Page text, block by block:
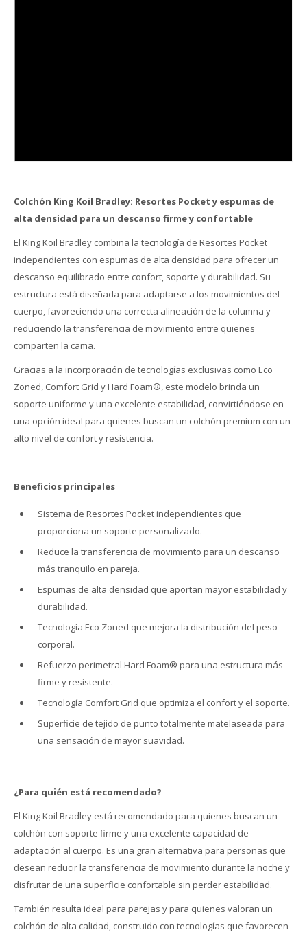
Colchón King Koil Bradley: Resortes Pocket y espumas de
alta densidad para un descanso firme y confortable
El King Koil Bradley combina la tecnología de Resortes Pocket
independientes con espumas de alta densidad para ofrecer un
descanso equilibrado entre confort, soporte y durabilidad. Su
estructura está diseñada para adaptarse a los movimientos del
cuerpo, favoreciendo una correcta alineación de la columna y
reduciendo la transferencia de movimiento entre quienes
comparten la cama.
Gracias a la incorporación de tecnologías exclusivas como Eco
Zoned, Comfort Grid y Hard Foam®, este modelo brinda un
soporte uniforme y una excelente estabilidad, convirtiéndose en
una opción ideal para quienes buscan un colchón premium con un
alto nivel de confort y resistencia.
Beneficios principales
Sistema de Resortes Pocket independientes que
proporciona un soporte personalizado.
Reduce la transferencia de movimiento para un descanso
más tranquilo en pareja.
Espumas de alta densidad que aportan mayor estabilidad y
durabilidad.
Tecnología Eco Zoned que mejora la distribución del peso
corporal.
Refuerzo perimetral Hard Foam® para una estructura más
firme y resistente.
Tecnología Comfort Grid que optimiza el confort y el soporte.
Superficie de tejido de punto totalmente matelaseada para
una sensación de mayor suavidad.
¿Para quién está recomendado?
El King Koil Bradley está recomendado para quienes buscan un
colchón con soporte firme y una excelente capacidad de
adaptación al cuerpo. Es una gran alternativa para personas que
desean reducir la transferencia de movimiento durante la noche y
disfrutar de una superficie confortable sin perder estabilidad.
También resulta ideal para parejas y para quienes valoran un
colchón de alta calidad, construido con tecnologías que favorecen